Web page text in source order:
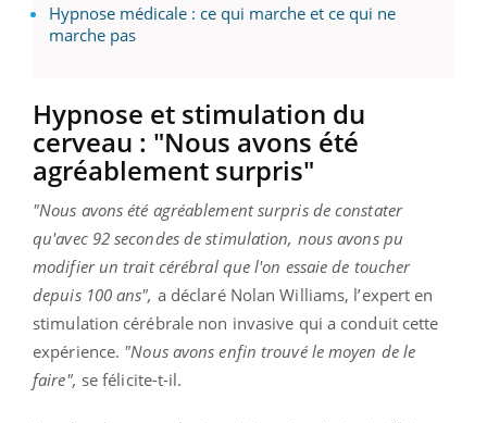
Hypnose médicale : ce qui marche et ce qui ne
marche pas
Hypnose et stimulation du
cerveau : "Nous avons été
agréablement surpris"
"Nous avons été agréablement surpris de constater
qu'avec 92 secondes de stimulation, nous avons pu
modifier un trait cérébral que l'on essaie de toucher
depuis 100 ans", a déclaré Nolan Williams, l’expert en
stimulation cérébrale non invasive qui a conduit cette
expérience. "Nous avons enfin trouvé le moyen de le
faire", se félicite-t-il.